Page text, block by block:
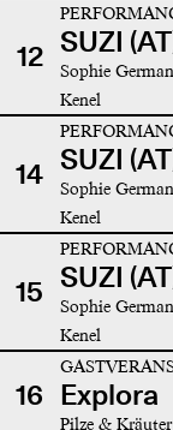
12 SUZI
Sophie
Kenel
14 SUZI
Sophie
Kenel
15 SUZI
Sophie
Kenel
16 Explora
Pilze & Kräuter